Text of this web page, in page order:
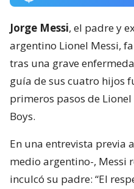
Jorge Messi, el padre y
argentino Lionel Messi,
tras una grave
guía de sus cuatro hijos
primeros pasos de Lionel
Boys.
En una entrevista previa
medio argentino-, Messi
inculcó su padre: “El